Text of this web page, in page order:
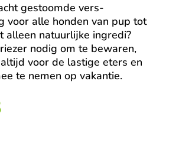
gestoomde vers-
voor alle honden van pup tot
alleen natuurlijke ingredi?
nodig om te bewaren,
voor de lastige eters en
te nemen op vakantie.